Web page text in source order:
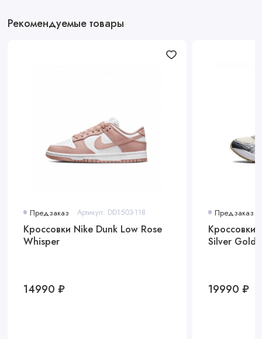
Рекомендуемые товары
Предзаказ Артикул: DD1503-118
Кроссовки Nike Dunk Low Rose
Whisper
14990 ₽
Предзаказ
Кроссовки
Silver Gold
19990 ₽